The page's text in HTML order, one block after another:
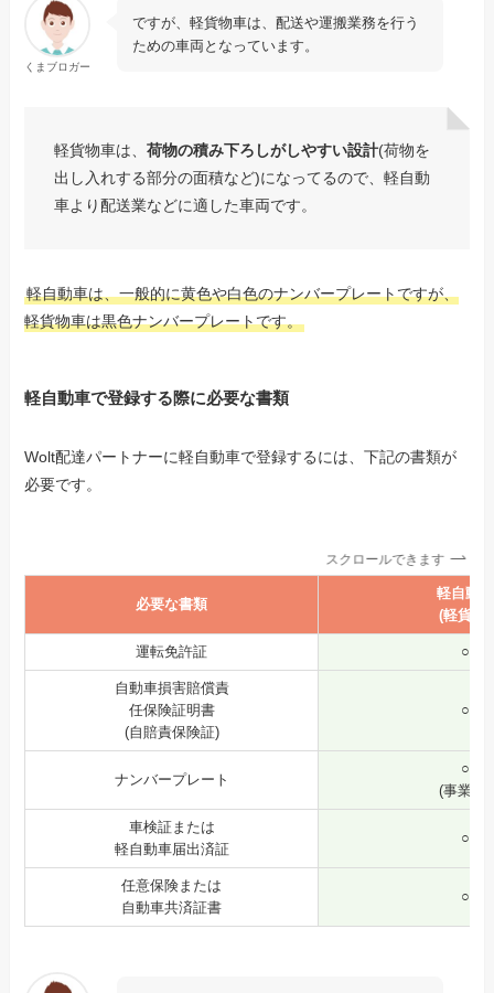
くまブロガー
ですが、軽貨物車は、配送や運搬業務を行う
ための車両となっています。
軽貨物車は、荷物の積み下ろしがしやすい設計(荷物を
出し入れする部分の面積など)になってるので、軽自動
車より配送業などに適した車両です。
軽自動車は、一般的に黄色や白色のナンバープレートですが、
軽貨物車は黒色ナンバープレートです。
軽自動車で登録する際に必要な書類
Wolt配達パートナーに軽自動車で登録するには、下記の書類が
必要です。
スクロールできます
必要な書類
軽自動車
(軽貨物)
運転免許証 ○
自動車損害賠償責
任保険証明書
(自賠責保険証)
○
ナンバープレート
○
(事業用)
車検証または
軽自動車届出済証
○
任意保険または
自動車共済証書
○